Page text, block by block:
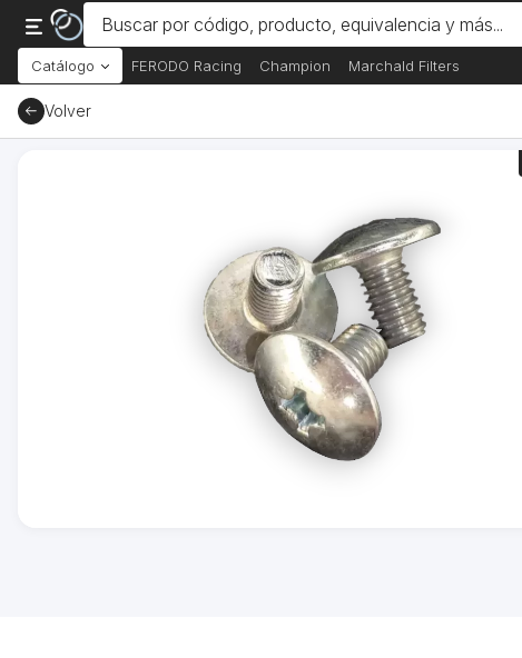
Catálogo FERODO Racing Champion Marchald Filters
Volver